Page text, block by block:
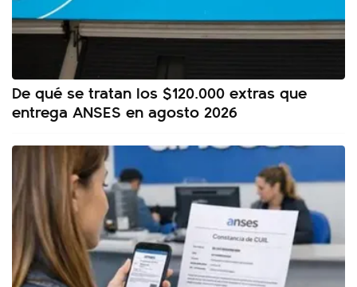
De qué se tratan los $120.000 extras que
entrega ANSES en agosto 2026